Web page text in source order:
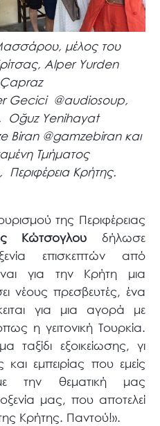
μέλος του
Alper Yurden
Gecici @audiosoup,
Oğuz Yenihayat
Biran @gamzebiran και
Τμήματος
Περιφέρεια Κρήτης.
της Περιφέρειας
Κώτσογλου δήλωσε
επισκεπτών από
για την Κρήτη μια
νέους πρεσβευτές, ένα
για μια αγορά με
η γειτονική Τουρκία.
ταξίδι εξοικείωσης, γι
εμπειρίας που εμείς
την θεματική μας
μας, που αποτελεί
Κρήτης. Παντού!».